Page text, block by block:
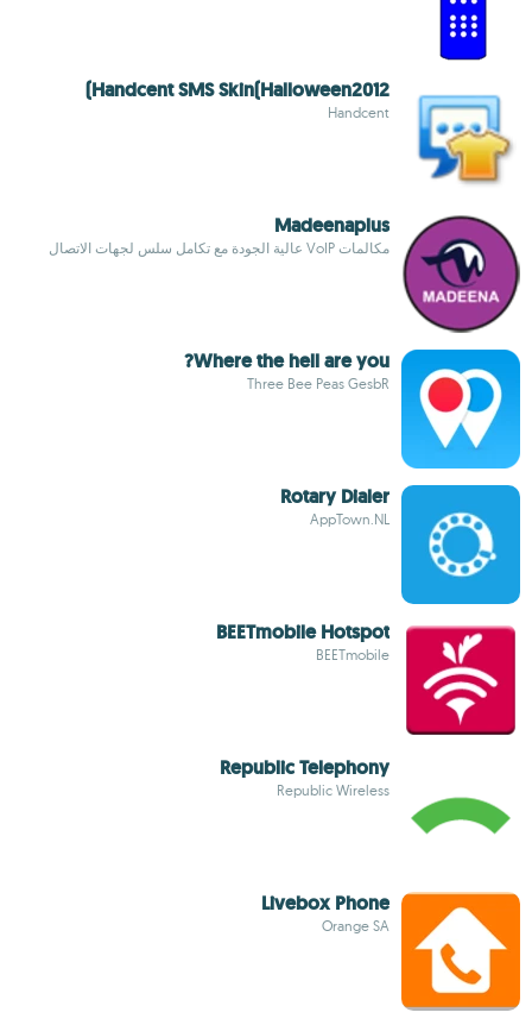
Handcent SMS Skin(Halloween2012)
Handcent
Madeenaplus
مكالمات VoIP عالية الجودة مع تكامل سلس لجهات الاتصال
Where the hell are you?
Three Bee Peas GesbR
Rotary Dialer
AppTown.NL
BEETmobile Hotspot
BEETmobile
Republic Telephony
Republic Wireless
Livebox Phone
Orange SA